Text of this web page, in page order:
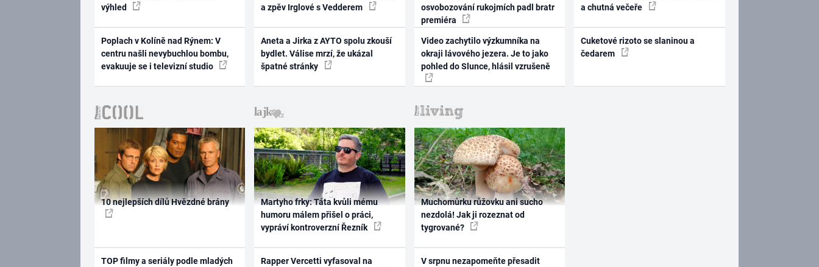
výhled
Poplach v Kolíně nad Rýnem: V
centru našli nevybuchlou bombu,
evakuuje se i televizní studio
a zpěv Irglové s Vedderem
Aneta a Jirka z AYTO spolu zkouší
bydlet. Válise mrzí, že ukázal
špatné stránky
osvobozování rukojmích padl bratr
premiéra
Video zachytilo výzkumníka na
okraji lávového jezera. Je to jako
pohled do Slunce, hlásil vzrušeně
a chutná večeře
Cuketové rizoto se slaninou a
čedarem
10 nejlepších dílů Hvězdné brány
TOP filmy a seriály podle mladých
Martyho frky: Táta kvůli mému
humoru málem přišel o práci,
vypráví kontroverzní Řezník
Rapper Vercetti vyfasoval na
Muchomůrku růžovku ani sucho
nezdolá! Jak ji rozeznat od
tygrované?
V srpnu nezapomeňte přesadit